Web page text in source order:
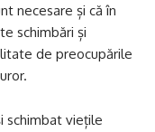
necesare și că în
schimbări și
de preocupările
schimbat viețile